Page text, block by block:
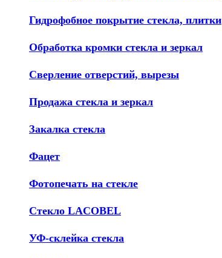
Гидрофобное покрытие стекла, плитки
Обработка кромки стекла и зеркал
Сверление отверстий, вырезы
Продажа стекла и зеркал
Закалка стекла
Фацет
Фотопечать на стекле
Стекло LACOBEL
УФ-склейка стекла